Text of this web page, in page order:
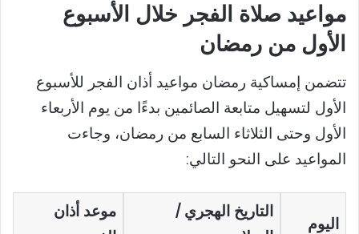
مواعيد صلاة الفجر خلال الأسبوع
الأول من رمضان
تتضمن إمساكية رمضان مواعيد أذان الفجر للأسبوع
الأول لتسهيل متابعة الصائمين بدءًا من يوم الأربعاء
الأول وحتى الثلاثاء السابع من رمضان، وجاءت
المواعيد على النحو التالي:
اليوم
التاريخ الهجري /
موعد أذان